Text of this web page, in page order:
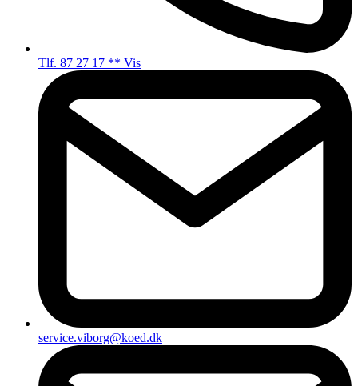
Tlf. 87 27 17 ** Vis
service.viborg@koed.dk